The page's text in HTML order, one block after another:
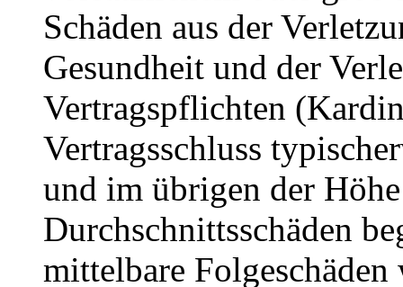
Schäden aus der
Gesundheit und der
Vertragspflichten
Vertragsschluss
und im übrigen der
Durchschnittsschäden
mittelbare Folgeschäden